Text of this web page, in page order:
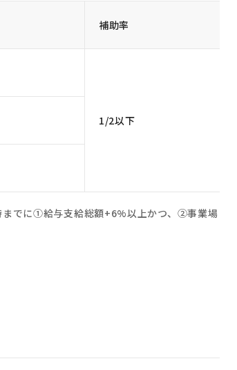
補助率
1/2以下
までに①給与支給総額+6%以上かつ、②事業場